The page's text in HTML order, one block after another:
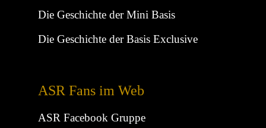
Die Geschichte der Mini Basis
Die Geschichte der Basis Exclusive
ASR Fans im Web
ASR Facebook Gruppe